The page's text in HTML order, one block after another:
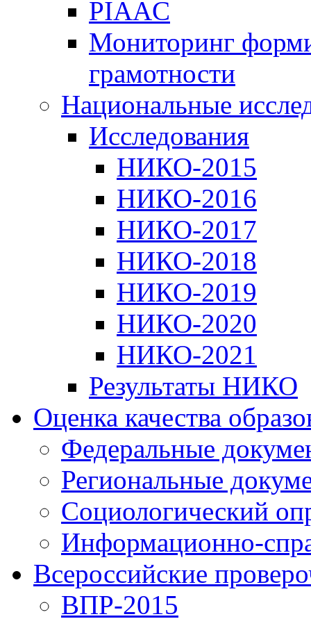
PIAAC
Мониторинг
грамотности
Национальные
Исследования
НИКО-2015
НИКО-2016
НИКО-2017
НИКО-2018
НИКО-2019
НИКО-2020
НИКО-2021
Результаты НИКО
Оценка качества
Федеральные
Региональные
Социологический
Информационно-
Всероссийские
ВПР-2015